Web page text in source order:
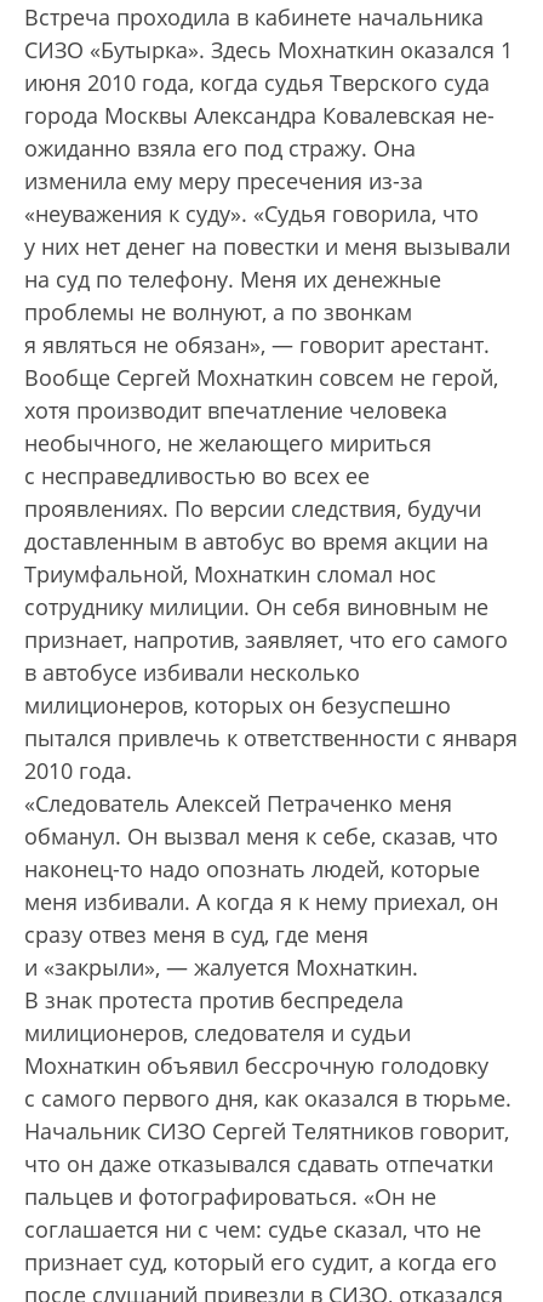
Встреча проходила в кабинете начальника
СИЗО «Бутырка». Здесь Мохнаткин оказался 1
июня 2010 года, когда судья Тверского суда
города Москвы Александра Ковалевская не­
ожиданно взяла его под стражу. Она
изменила ему меру пресечения из-за
«неуважения к суду». «Судья говорила, что
у них нет денег на повестки и меня вызывали
на суд по телефону. Меня их денежные
проблемы не волнуют, а по звонкам
я являться не обязан», — говорит арестант.
Вообще Сергей Мохнаткин совсем не герой,
хотя производит впечатление человека
необычного, не желающего мириться
с несправедливостью во всех ее
проявлениях. По версии следствия, будучи
доставленным в автобус во время акции на
Триумфальной, Мохнаткин сломал нос
сотруднику милиции. Он себя виновным не
признает, напротив, заявляет, что его самого
в автобусе избивали несколько
милиционеров, которых он безуспешно
пытался привлечь к ответственности с января
2010 года.
«Следователь Алексей Петраченко меня
обманул. Он вызвал меня к себе, сказав, что
наконец-то надо опознать людей, которые
меня избивали. А когда я к нему приехал, он
сразу отвез меня в суд, где меня
и «закрыли», — жалуется Мохнаткин.
В знак протеста против беспредела
милиционеров, следователя и судьи
Мохнаткин объявил бессрочную голодовку
с самого первого дня, как оказался в тюрьме.
Начальник СИЗО Сергей Телятников говорит,
что он даже отказывался сдавать отпечатки
пальцев и фотографироваться. «Он не
соглашается ни с чем: судье сказал, что не
признает суд, который его судит, а когда его
после слушаний привезли в СИЗО, отказался